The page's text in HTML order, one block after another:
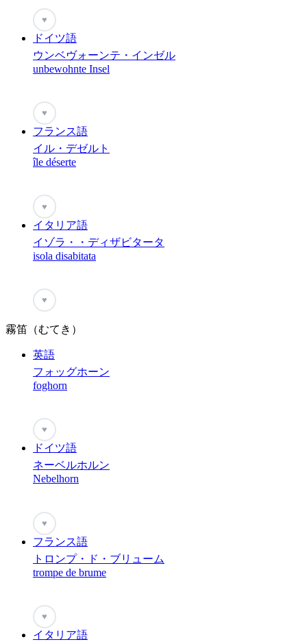
♥
ドイツ語
ウンベヴォーンテ・インゼル
unbewohnte Insel
♥
フランス語
イル・デゼルト
île déserte
♥
イタリア語
イゾラ・・ディザビタータ
isola disabitata
♥
霧笛（むてき）
英語
フォッグホーン
foghorn
♥
ドイツ語
ネーベルホルン
Nebelhorn
♥
フランス語
トロンプ・ド・ブリューム
trompe de brume
♥
イタリア語